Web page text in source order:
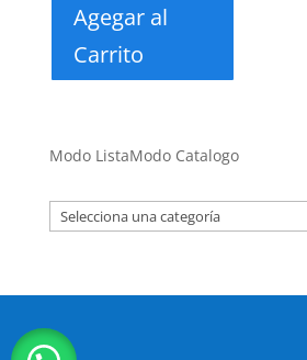
Agegar al
Carrito
Modo ListaModo Catalogo
Selecciona
una